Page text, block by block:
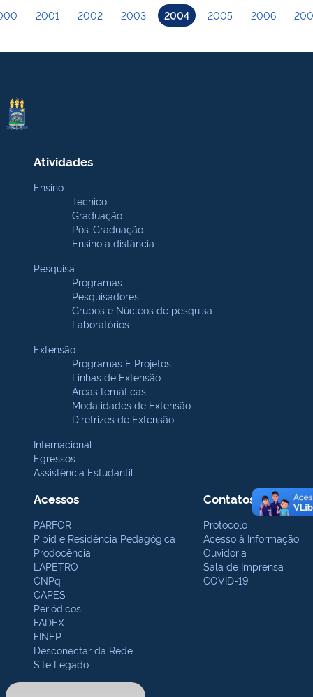
2001 2002 2003 2004 2005 2006
Atividades
Ensino
Técnico
Graduação
Pós-Graduação
Ensino a distância
Pesquisa
Programas
Pesquisadores
Grupos e Núcleos de pesquisa
Laboratórios
Extensão
Programas E Projetos
Linhas de Extensão
Áreas temáticas
Modalidades de Extensão
Diretrizes de Extensão
Internacional
Egressos
Assistência Estudantil
Acessos
PARFOR
Pibid e Residência Pedagógica
Prodocência
LAPETRO
CNPq
CAPES
Periódicos
FADEX
FINEP
Desconectar da Rede
Site Legado
Contatos Gerais
Protocolo
Acesso à Informação
Ouvidoria
Sala de Imprensa
COVID-19